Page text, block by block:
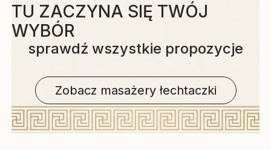
TU ZACZYNA SIĘ TWÓJ
WYBÓR
sprawdź wszystkie propozycje
Zobacz masażery łechtaczki